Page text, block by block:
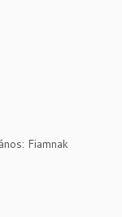
Fiamnak